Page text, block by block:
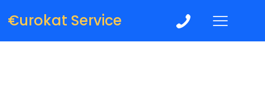
€urokat Service